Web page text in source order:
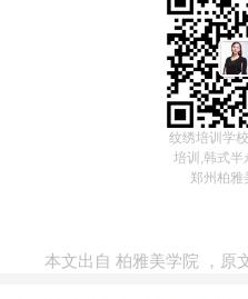
纹绣培训学
培训,韩式半
郑州柏雅
本文出自 柏雅美学院 ， 原